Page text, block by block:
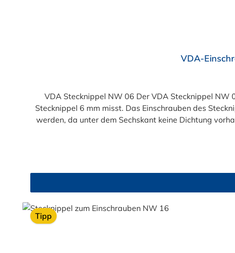
VDA-
VDA Stecknippel NW 06 Der VDA Stecknippel NW
Stecknippel 6 mm misst. Das Einschrauben des
werden, da unter dem Sechskant keine Dichtung
Gegenstück für den Steckverbinder an der
Tipp